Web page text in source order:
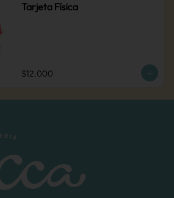
Tarjeta Física
$12.000